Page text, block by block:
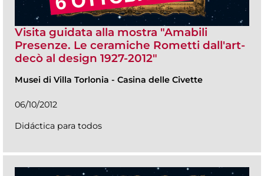
Visita guidata alla mostra "Amabili
Presenze. Le ceramiche Rometti dall'art-
decò al design 1927-2012"
Musei di Villa Torlonia - Casina delle Civette
06/10/2012
Didáctica para todos